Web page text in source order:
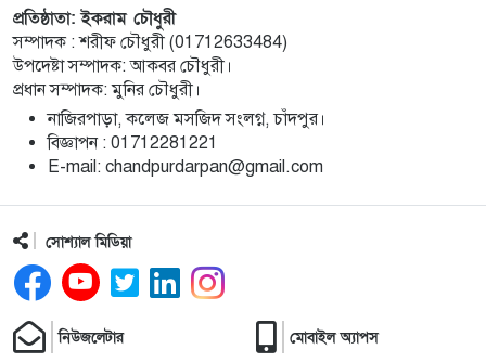
চাঁদপুরে জাতীয় বিজ্ঞান ও প্রযুক্তি সপ্তাহ উদযাপনের
লক্ষে প্রস্তুতিমূলক সভা
১০
বাংলা নববর্ষ আমাদের বাঙালি সংস্কৃতি ও ঐতিহ্যের
প্রাণের উৎসব : চাঁদপুর জেলা প্রশাসক
১১
চাঁদপুর শহরের হাসান আলী উচ্চ বিদ্যালয় মাঠ সংরক্ষণ
ও উন্নয়নে ৩৫ লাখ টাকার কাজ শুরু
১২
মতলব উত্তরে প্রেমিকের বাড়িতে বিয়ের দাবিতে
১৩
প্রতিষ্ঠাতা: ইকরাম চৌধুরী
সম্পাদক : শরীফ চৌধুরী (01712633484)
উপদেষ্টা সম্পাদক: আকবর চৌধুরী।
প্রধান সম্পাদক: মুনির চৌধুরী।
নাজিরপাড়া, কলেজ মসজিদ সংলগ্ন, চাঁদপুর।
‎বিজ্ঞাপন : 01712281221
‎E-mail: chandpurdarpan@gmail.com
সোশ্যাল মিডিয়া
নিউজলেটার মোবাইল অ্যাপস